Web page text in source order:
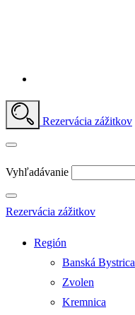
Rezervácia zážitkov
Vyhľadávanie
Rezervácia zážitkov
Región
Banská Bystrica
Zvolen
Kremnica